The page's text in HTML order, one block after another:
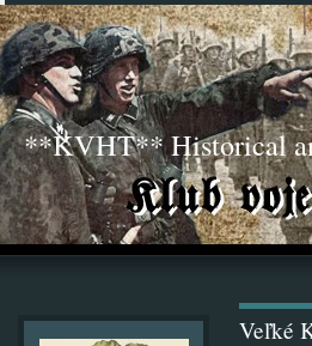
**KVHT** Historical
Veľké